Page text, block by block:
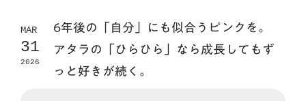
MAR
31
2026
6年後の「自分」にも似合うピンクを。
アタラの「ひらひら」なら成長してもず
っと好きが続く。